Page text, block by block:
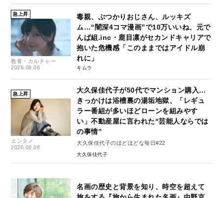
急上昇
教養・カルチャー
2026.08.08
毒親、ぶつかりおじさん、ルッキズ
ム…“闇深4コマ漫画”で10万いいね、元で
んぱ組.inc・鹿目凛がセカンドキャリアで
抱いた危機感「このままではアイドル崩
れに」
キムラ
急上昇
エンタメ
2026.08.08
大久保佳代子が50代でマンション購入…
きっかけは浴槽裏の湯垢地獄、「レギュ
ラー番組が多いほどローンを組みやす
い」不動産屋に言われた“芸能人ならでは
の事情”
大久保佳代子のほどほどな毎日#22
大久保佳代子
名画の歴史と背景を知り、時空を超えて